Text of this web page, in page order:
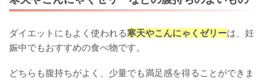
ダイエットにもよく使われる寒天やこんにゃくゼリーは、妊
娠中でもおすすめの食べ物です。
どちらも腹持ちがよく、少量でも満足感を得ることができま